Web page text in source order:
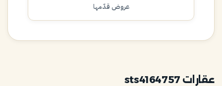
عروض قدّمها
عقارات sts4164757